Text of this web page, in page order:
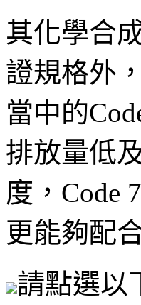
其化學合
證規格外
當中的
排放量低
度，Code
更能夠配
請點選以